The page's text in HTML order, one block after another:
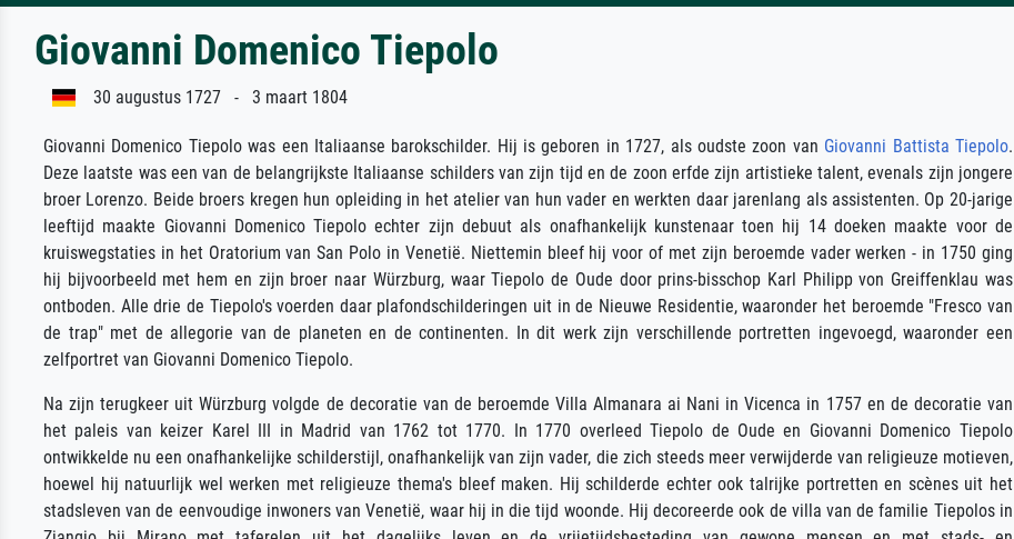
Giovanni Domenico Tiepolo
30 augustus 1727 - 3 maart 1804
Giovanni Domenico Tiepolo was een Italiaanse barokschilder. Hij is geboren in 1727, als oudste zoon van Giovanni Battista Tiepolo.
Deze laatste was een van de belangrijkste Italiaanse schilders van zijn tijd en de zoon erfde zijn artistieke talent, evenals zijn jongere
broer Lorenzo. Beide broers kregen hun opleiding in het atelier van hun vader en werkten daar jarenlang als assistenten. Op 20-jarige
leeftijd maakte Giovanni Domenico Tiepolo echter zijn debuut als onafhankelijk kunstenaar toen hij 14 doeken maakte voor de
kruiswegstaties in het Oratorium van San Polo in Venetië. Niettemin bleef hij voor of met zijn beroemde vader werken - in 1750 ging
hij bijvoorbeeld met hem en zijn broer naar Würzburg, waar Tiepolo de Oude door prins-bisschop Karl Philipp von Greiffenklau was
ontboden. Alle drie de Tiepolo's voerden daar plafondschilderingen uit in de Nieuwe Residentie, waaronder het beroemde "Fresco van
de trap" met de allegorie van de planeten en de continenten. In dit werk zijn verschillende portretten ingevoegd, waaronder een
zelfportret van Giovanni Domenico Tiepolo.
Na zijn terugkeer uit Würzburg volgde de decoratie van de beroemde Villa Almanara ai Nani in Vicenca in 1757 en de decoratie van
het paleis van keizer Karel III in Madrid van 1762 tot 1770. In 1770 overleed Tiepolo de Oude en Giovanni Domenico Tiepolo
ontwikkelde nu een onafhankelijke schilderstijl, onafhankelijk van zijn vader, die zich steeds meer verwijderde van religieuze motieven,
hoewel hij natuurlijk wel werken met religieuze thema's bleef maken. Hij schilderde echter ook talrijke portretten en scènes uit het
stadsleven van de eenvoudige inwoners van Venetië, waar hij in die tijd woonde. Hij decoreerde ook de villa van de familie Tiepolos in